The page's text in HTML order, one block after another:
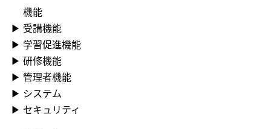
機能
▶​ 受講機能
▶​ 学習促進機能
▶​ 研修機能
▶​ 管理者機能
▶​ システム
▶​ セキュリティ